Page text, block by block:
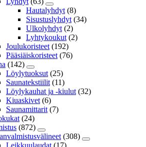
Hautalyhdyt (8)
Sisustuslyhdyt (34)
Ulkolyhdyt (2)
Lyhtykoukut (2)
Joulukoristeet (192)
Pääsiäiskoristeet (76)
(142)
Löylytuoksut (25)
Saunatekstiilit (11)
Löylykauhat ja -kiulut (32)
Kiuaskivet (6)
Saunamittarit (7)
(24)
(872)
(308)